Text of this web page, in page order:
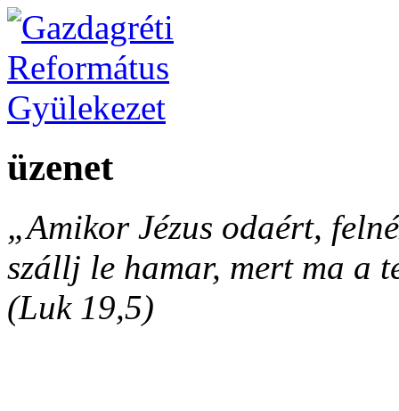
üzenet
„Amikor Jézus odaért,
szállj le hamar, mert ma a
(Luk 19,5)